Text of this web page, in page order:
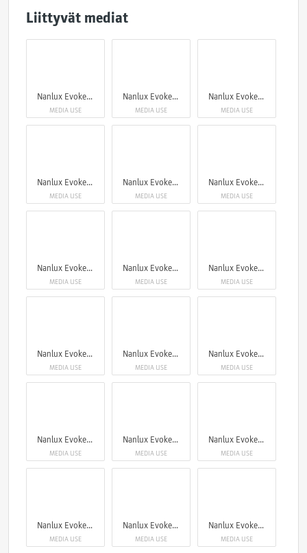
Liittyvät mediat
Nanlux Evoke 5000B
MEDIA USE
Nanlux Evoke 5000B
MEDIA USE
Nanlux Evoke 5000B
MEDIA USE
Nanlux Evoke 5000B
MEDIA USE
Nanlux Evoke 5000B
MEDIA USE
Nanlux Evoke 5000B
MEDIA USE
Nanlux Evoke 5000B
MEDIA USE
Nanlux Evoke 5000B
MEDIA USE
Nanlux Evoke 5000B
MEDIA USE
Nanlux Evoke 5000B
MEDIA USE
Nanlux Evoke 5000B
MEDIA USE
Nanlux Evoke 5000B
MEDIA USE
Nanlux Evoke 5000B
MEDIA USE
Nanlux Evoke 5000B
MEDIA USE
Nanlux Evoke 5000B
MEDIA USE
Nanlux Evoke 5000B
MEDIA USE
Nanlux Evoke 5000B
MEDIA USE
Nanlux Evoke 5000B
MEDIA USE